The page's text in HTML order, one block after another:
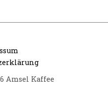
Amsel Kaffee